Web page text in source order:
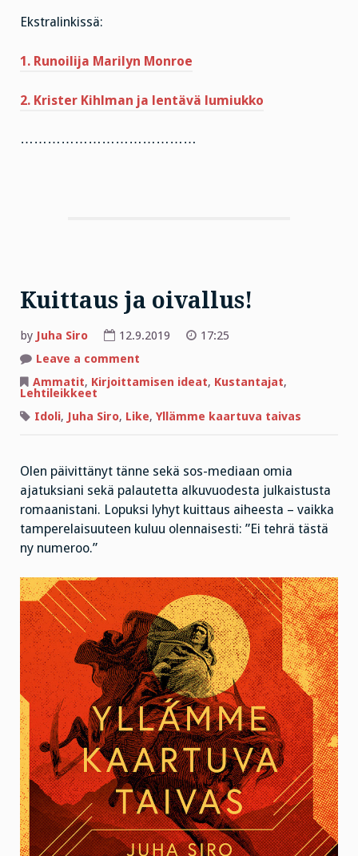
Ekstralinkissä:
1. Runoilija Marilyn Monroe
2. Krister Kihlman ja lentävä lumiukko
…………………………………
Kuittaus ja oivallus!
by Juha Siro 12.9.2019
17:25
Leave a comment
ja
Ammatit, Kirjoittamisen ideat, Kustantajat,
Lehtileikkeet
Idoli, Juha Siro, Like, Yllämme kaartuva taivas
Olen päivittänyt tänne sekä sos-mediaan omia
ajatuksiani sekä palautetta alkuvuodesta julkaistusta
romaanistani. Lopuksi lyhyt kuittaus aiheesta – vaikka
tamperelaisuuteen kuluu olennaisesti: ”Ei tehrä tästä
ny numeroo.”